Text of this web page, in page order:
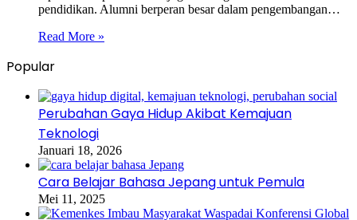
pendidikan. Alumni berperan besar dalam pengembangan…
Read More »
Popular
Perubahan Gaya Hidup Akibat Kemajuan
Teknologi
Januari 18, 2026
Cara Belajar Bahasa Jepang untuk Pemula
Mei 11, 2025